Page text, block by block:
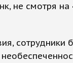
не смотря на
сотрудники